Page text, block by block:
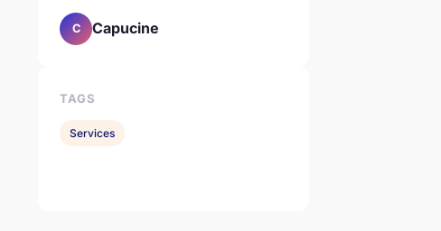
C Capucine
TAGS
Services